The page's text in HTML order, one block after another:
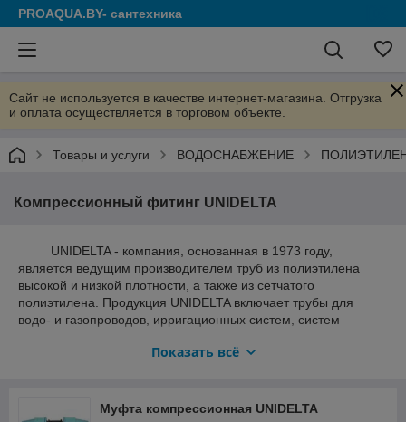
PROAQUA.BY- сантехника
Сайт не используется в качестве интернет-магазина. Отгрузка
и оплата осуществляется в торговом объекте.
Товары и услуги ВОДОСНАБЖЕНИЕ
Компрессионный фитинг UNIDELTA
UNIDELTA - компания, основанная в 1973 году,
является ведущим производителем труб из полиэтилена
высокой и низкой плотности, а также из сетчатого
полиэтилена. Продукция UNIDELTA включает трубы для
водо- и газопроводов, ирригационных систем, систем
систем дренажа, коммунально-бытового водоснабжения и
герметичность и не пропускают воду при создании
Показать всё
Муфта компрессионная UNIDELTA